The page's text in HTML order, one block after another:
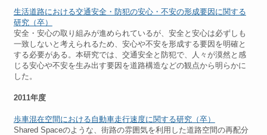
生活道路における交通安全・防犯の安心・不安の形成要因に関する
研究（卒）
安全・安心の取り組みが進められているが、安全と安心は必ずしも
一致しないと考えられるため、安心や不安を形成する要因を明確と
する必要がある。本研究では、交通安全と防犯で、人々が漠然と感
じる安心や不安を生み出す要因を道路構造などの観点から明らかに
した。
2011年度
歩車混在空間における自動車走行速度に関する研究（卒）
Shared Spaceのような、街路の雰囲気を利用した道路空間の再配分